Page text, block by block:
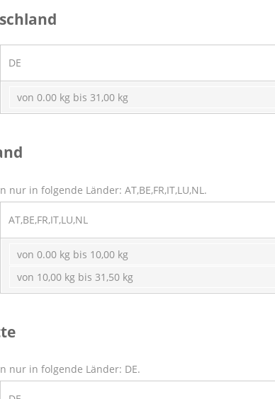
DE
von 0.00 kg bis 31,00 kg
nur in folgende Länder: AT,BE,FR,IT,LU,NL.
AT,BE,FR,IT,LU,NL
von 0.00 kg bis 10,00 kg
von 10,00 kg bis 31,50 kg
nur in folgende Länder: DE.